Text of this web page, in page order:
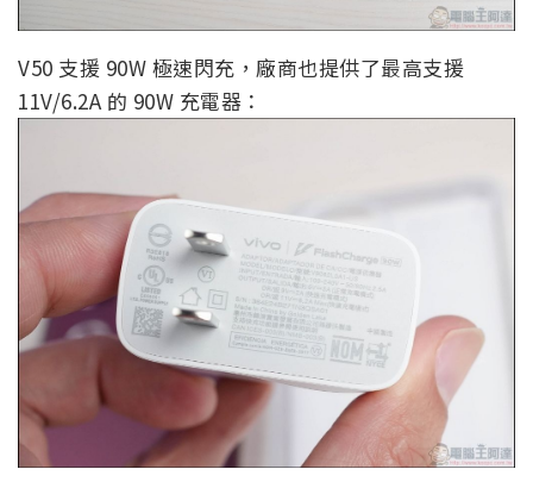
V50 支援 90W 極速閃充，廠商也提供了最高支援
11V/6.2A 的 90W 充電器：